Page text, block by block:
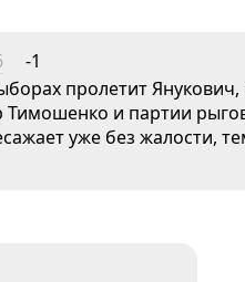
-1
пролетит
и партии
уже без жалости,